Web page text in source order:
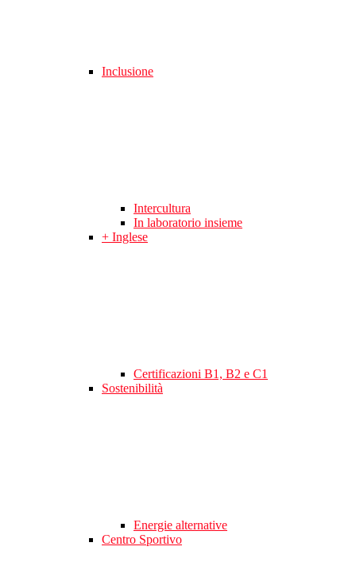
Inclusione
Intercultura
In laboratorio insieme
+ Inglese
Certificazioni B1, B2 e C1
Sostenibilità
Energie alternative
Centro Sportivo